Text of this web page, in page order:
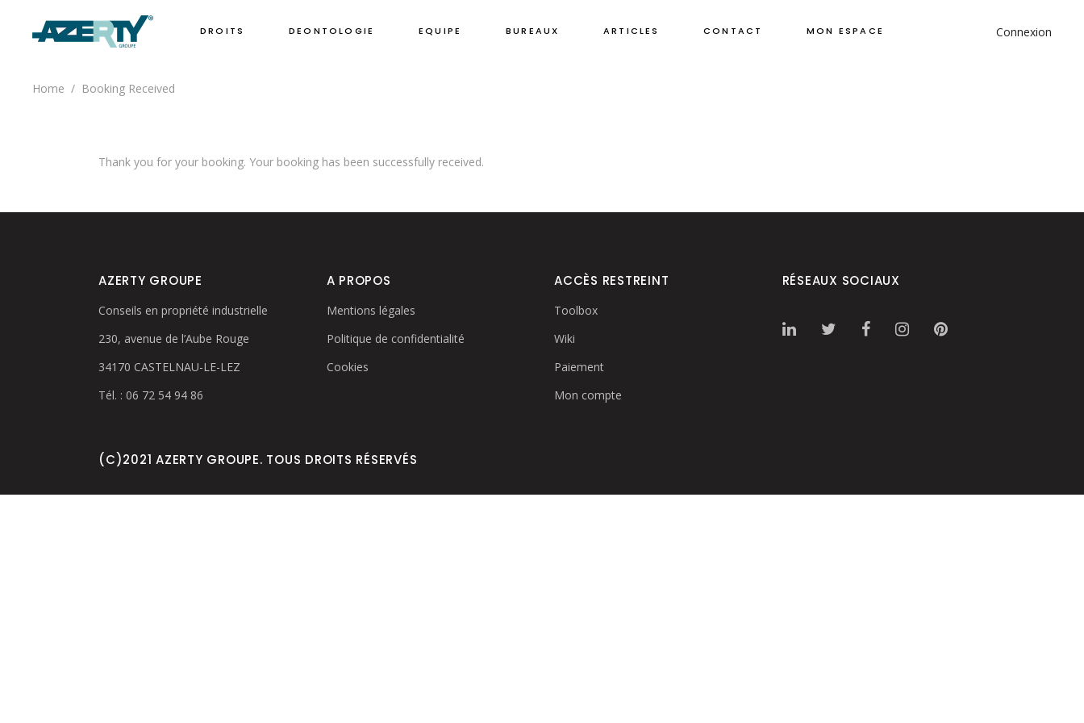
DROITS DEONTOLOGIE EQUIPE BUREAUX ARTICLES CONTACT MON ESPACE Connexion
Home / Booking Received
Thank you for your booking. Your booking has been successfully received.
AZERTY GROUPE
Conseils en propriété industrielle
230, avenue de l’Aube Rouge
34170 CASTELNAU-LE-LEZ
Tél. : 06 72 54 94 86
A PROPOS
Mentions légales
Politique de confidentialité
Cookies
ACCÈS RESTREINT
Toolbox
Wiki
Paiement
Mon compte
RÉSEAUX SOCIAUX
(C)2021 AZERTY GROUPE. TOUS DROITS RÉSERVÉS